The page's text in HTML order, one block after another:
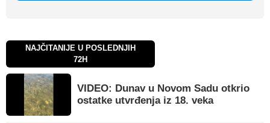
NAJČITANIJE U POSLEDNJIH
72H
VIDEO: Dunav u Novom Sadu otkrio
ostatke utvrđenja iz 18. veka